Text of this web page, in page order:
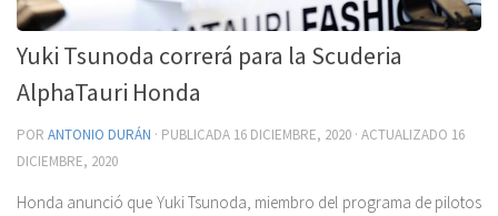
Yuki Tsunoda correrá para la Scuderia
AlphaTauri Honda
POR ANTONIO DURÁN · PUBLICADA 16 DICIEMBRE, 2020 · ACTUALIZADO 16
DICIEMBRE, 2020
Honda anunció que Yuki Tsunoda, miembro del programa de pilotos